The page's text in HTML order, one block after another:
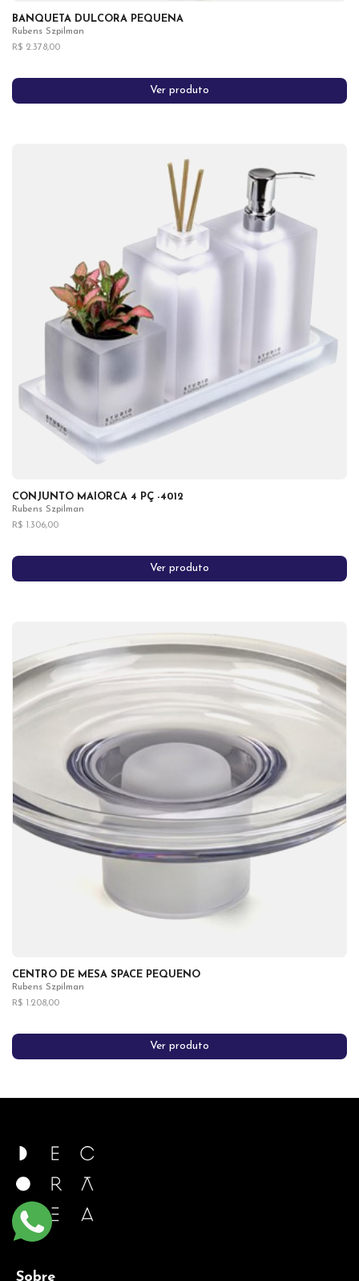
BANQUETA DULCORA PEQUENA
Rubens Szpilman
R$ 2.378,00
Ver produto
CONJUNTO MAIORCA 4 PÇ -4012
Rubens Szpilman
R$ 1.306,00
Ver produto
CENTRO DE MESA SPACE PEQUENO
Rubens Szpilman
R$ 1.208,00
Ver produto
Sobre